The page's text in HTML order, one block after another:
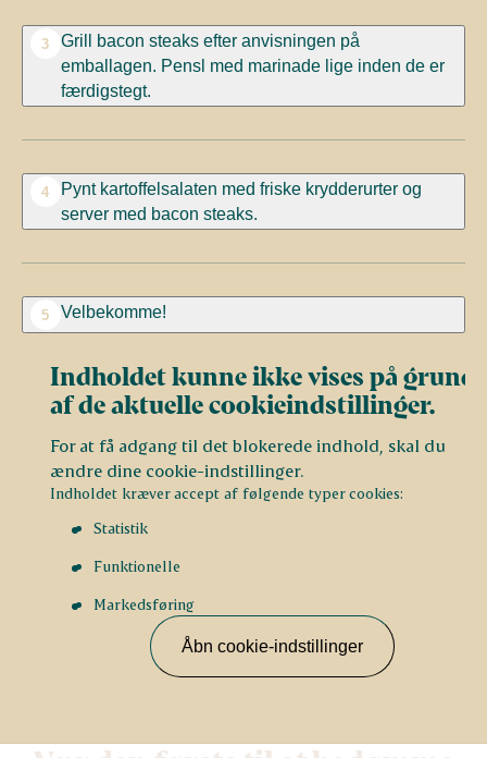
3
Grill bacon steaks efter anvisningen på
emballagen. Pensl med marinade lige inden de er
færdigstegt.
4
Pynt kartoffelsalaten med friske krydderurter og
server med bacon steaks.
5 Velbekomme!
Indholdet kunne ikke vises på grund
af de aktuelle cookieindstillinger.
For at få adgang til det blokerede indhold, skal du
ændre dine cookie-indstillinger.
Indholdet kræver accept af følgende typer cookies:
Statistik
Funktionelle
Markedsføring
Åbn cookie-indstillinger